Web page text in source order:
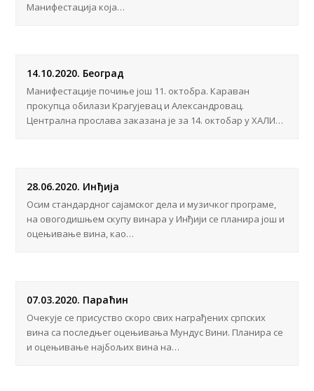
Манифестација која…
14.10.2020. Београд
Манифестације почиње још 11. октобра. Караван
прокупца обилази Крагујевац и Александровац.
Централна прослава заказана је за 14. октобар у ХАЛИ…
28.06.2020. Инђија
Осим стандардног сајамског дела и музичког програме,
на овогодишњем скупу винара у Инђији се планира још и
оцењивање вина, као…
07.03.2020. Параћин
Очекује се присуство скоро свих награђених српских
вина са последњег оцењивања Мундус Вини. Планира се
и оцењивање најбољих вина на…